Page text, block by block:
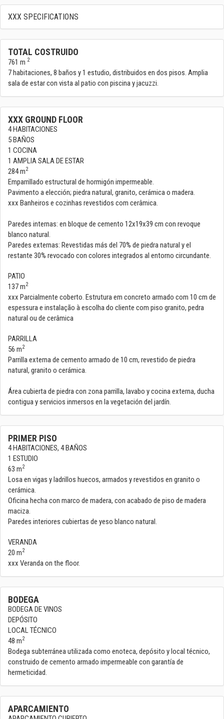
XXX SPECIFICATIONS
TOTAL COSTRUIDO
761 m 2
7 habitaciones, 8 baños y 1 estudio, distribuidos en dos pisos. Amplia
sala de estar con vista al patio con piscina y jacuzzi.
XXX GROUND FLOOR
4 HABITACIONES
5 BAÑOS
1 COCINA
1 AMPLIA SALA DE ESTAR
284 m2
Emparrillado estructural de hormigón impermeable.
Pavimento a elección; piedra natural, granito, cerámica o madera.
xxx Banheiros e cozinhas revestidos com cerâmica.
Paredes internas: en bloque de cemento 12x19x39 cm con revoque
blanco natural.
Paredes externas: Revestidas más del 70% de piedra natural y el
restante 30% revocado con colores integrados al entorno circundante.
PATIO
137 m2
xxx Parcialmente coberto. Estrutura em concreto armado com 10 cm de
espessura e instalação à escolha do cliente com piso granito, pedra
natural ou de cerâmica
PARRILLA
56 m2
Parrilla externa de cemento armado de 10 cm, revestido de piedra
natural, granito o cerámica.
Área cubierta de piedra con zona parrilla, lavabo y cocina externa, ducha
contigua y servicios inmersos en la vegetación del jardín.
PRIMER PISO
4 HABITACIONES, 4 BAÑOS
1 ESTUDIO
63 m2
Losa en vigas y ladrillos huecos, armados y revestidos en granito o
cerámica.
Oficina hecha con marco de madera, con acabado de piso de madera
maciza.
Paredes interiores cubiertas de yeso blanco natural.
VERANDA
20 m2
xxx Veranda on the floor.
BODEGA
BODEGA DE VINOS
DEPÓSITO
LOCAL TÉCNICO
48 m2
Bodega subterránea utilizada como enoteca, depósito y local técnico,
construido de cemento armado impermeable con garantía de
hermeticidad.
APARCAMIENTO